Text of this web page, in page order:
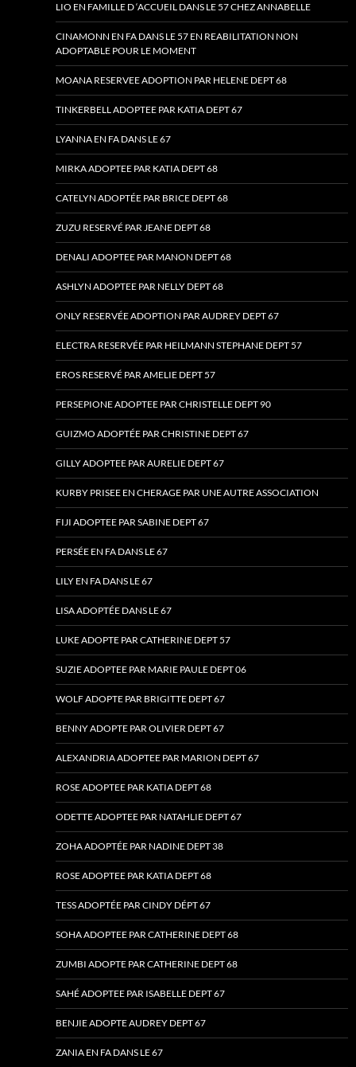
LIO EN FAMILLE D ‘ACCUEIL DANS LE 57 CHEZ ANNABELLE
CINAMONN EN FA DANS LE 57 EN REABILITATION NON
ADOPTABLE POUR LE MOMENT
MOANA RESERVEE ADOPTION PAR HELENE DEPT 68
TINKERBELL ADOPTEE PAR KATIA DEPT 67
LYANNA EN FA DANS LE 67
MIRKA ADOPTEE PAR KATIA DEPT 68
CATELYN ADOPTÉE PAR BRICE DEPT 68
ZUZU RESERVÉ PAR JEANE DEPT 68
DENALI ADOPTEE PAR MANON DEPT 68
ASHLYN ADOPTEE PAR NELLY DEPT 68
ONLY RESERVÉE ADOPTION PAR AUDREY DEPT 67
ELECTRA RESERVÉE PAR HEILMANN STEPHANE DEPT 57
EROS RESERVÉ PAR AMELIE DEPT 57
PERSEPIONE ADOPTEE PAR CHRISTELLE DEPT 90
GUIZMO ADOPTÉE PAR CHRISTINE DEPT 67
GILLY ADOPTEE PAR AURELIE DEPT 67
KURBY PRISEE EN CHERAGE PAR UNE AUTRE ASSOCIATION
FIJI ADOPTEE PAR SABINE DEPT 67
PERSÉE EN FA DANS LE 67
LILY EN FA DANS LE 67
LISA ADOPTÉE DANS LE 67
LUKE ADOPTE PAR CATHERINE DEPT 57
SUZIE ADOPTEE PAR MARIE PAULE DEPT 06
WOLF ADOPTE PAR BRIGITTE DEPT 67
BENNY ADOPTE PAR OLIVIER DEPT 67
ALEXANDRIA ADOPTEE PAR MARION DEPT 67
ROSE ADOPTEE PAR KATIA DEPT 68
ODETTE ADOPTEE PAR NATAHLIE DEPT 67
ZOHA ADOPTÉE PAR NADINE DEPT 38
ROSE ADOPTEE PAR KATIA DEPT 68
TESS ADOPTÉE PAR CINDY DÉPT 67
SOHA ADOPTEE PAR CATHERINE DEPT 68
ZUMBI ADOPTE PAR CATHERINE DEPT 68
SAHÉ ADOPTEE PAR ISABELLE DEPT 67
BENJIE ADOPTE AUDREY DEPT 67
ZANIA EN FA DANS LE 67